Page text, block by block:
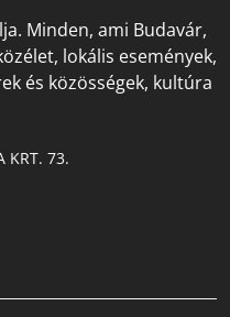
Minden, ami Budavár,
lokális események,
és közösségek, kultúra
KRT. 73.